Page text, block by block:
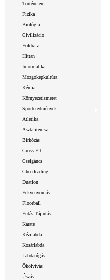
Történelem
Fizika
Biológia
Civilizáció
Földrajz
Hittan
Informatika
Mozgóképkultúra
Kémia
Környezetismeret
Sporteredmények
Atlétika
Asztalitenisz
Birkózás
Cross-Fit
Cselgáncs
Cheerleading
Duatlon
Fekvenyomás
Floorball
Futás-Tájfutás
Karate
Kézilabda
Kosárlabda
Labdarúgás
Ökölvívás
Úszás